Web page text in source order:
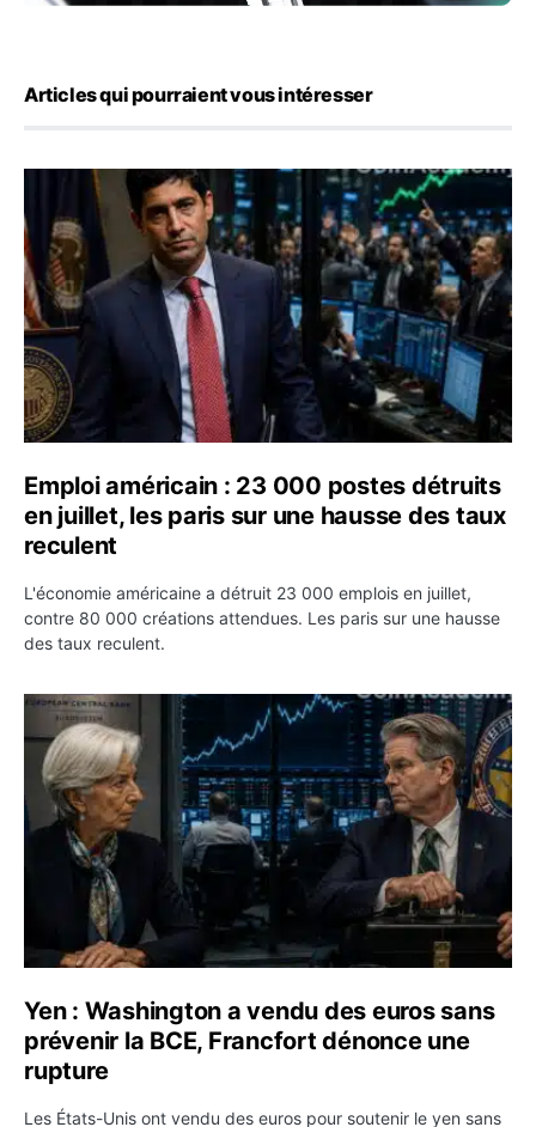
Articles qui pourraient vous intéresser
Emploi américain : 23 000 postes détruits en juillet, les
Emploi américain : 23 000 postes détruits
en juillet, les paris sur une hausse des taux
reculent
L'économie américaine a détruit 23 000 emplois en juillet,
contre 80 000 créations attendues. Les paris sur une hausse
des taux reculent.
Yen : Washington a vendu des euros sans prévenir la
Yen : Washington a vendu des euros sans
prévenir la BCE, Francfort dénonce une
rupture
Les États-Unis ont vendu des euros pour soutenir le yen sans